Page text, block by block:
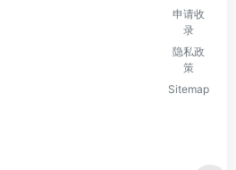
申请收
录
隐私政
策
Sitemap